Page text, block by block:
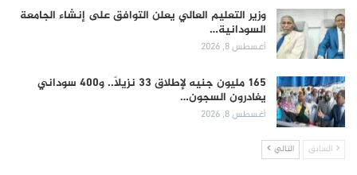
وزير التعليم العالي يعلن التوافق على إنشاء الجامعة
السودانية…
أغسطس 8, 2026
165 مليون جنيه لإطلاق 33 نزيلاً.. و400 سوداني
يغادرون السجون…
أغسطس 8, 2026
السابق التالي